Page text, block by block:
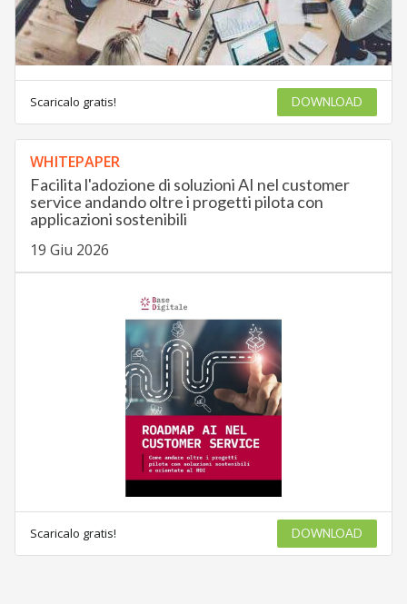
Scaricalo gratis! DOWNLOAD
WHITEPAPER
Facilita l'adozione di soluzioni AI nel customer
service andando oltre i progetti pilota con
applicazioni sostenibili
19 Giu 2026
Scaricalo gratis! DOWNLOAD